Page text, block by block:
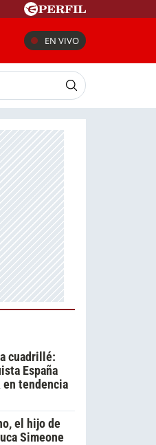
EN VIVO
cuadrillé:
España
tendencia
el hijo de
Simeone